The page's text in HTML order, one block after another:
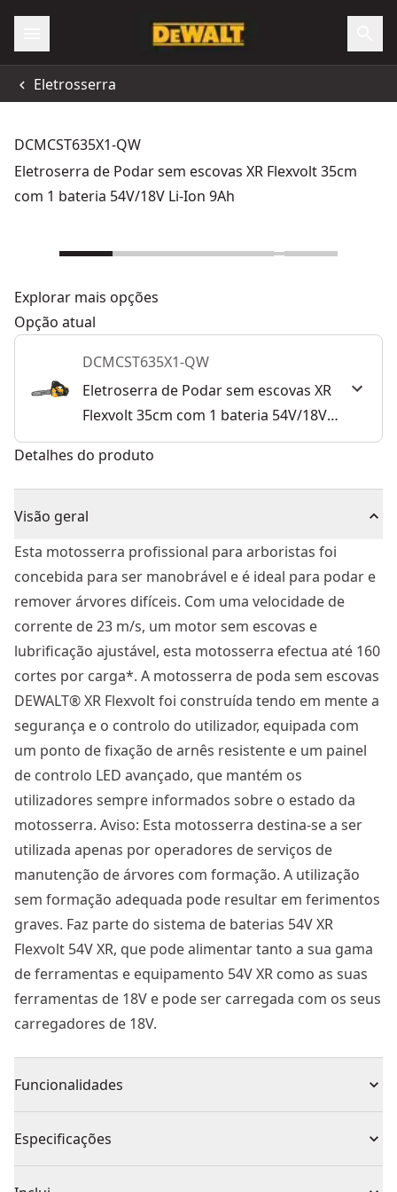
Eletrosserra
DCMCST635X1-QW
Eletroserra de Podar sem escovas XR Flexvolt 35cm
com 1 bateria 54V/18V Li-Ion 9Ah
Explorar mais opções
Opção atual
DCMCST635X1-QW
Eletroserra de Podar sem escovas XR
Flexvolt 35cm com 1 bateria 54V/18V
Li-Ion 9Ah
Detalhes do produto
Visão geral
Esta motosserra profissional para arboristas foi
concebida para ser manobrável e é ideal para podar e
remover árvores difíceis. Com uma velocidade de
corrente de 23 m/s, um motor sem escovas e
lubrificação ajustável, esta motosserra efectua até 160
cortes por carga*. A motosserra de poda sem escovas
DEWALT® XR Flexvolt foi construída tendo em mente a
segurança e o controlo do utilizador, equipada com
um ponto de fixação de arnês resistente e um painel
de controlo LED avançado, que mantém os
utilizadores sempre informados sobre o estado da
motosserra. Aviso: Esta motosserra destina-se a ser
utilizada apenas por operadores de serviços de
manutenção de árvores com formação. A utilização
sem formação adequada pode resultar em ferimentos
graves. Faz parte do sistema de baterias 54V XR
Flexvolt 54V XR, que pode alimentar tanto a sua gama
de ferramentas e equipamento 54V XR como as suas
ferramentas de 18V e pode ser carregada com os seus
carregadores de 18V.
Funcionalidades
FORNECE ATÉ 160 CORTES POR CARGA*.
Especificações